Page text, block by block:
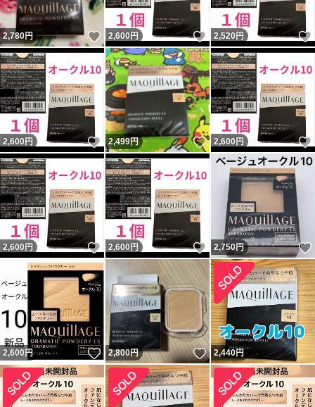
2,780円 いいね！
2,600 円 いいね！
2,520 円
2,600 円 いいね！
2,499円 いいね！
2,600 円
2,600 円 いいね！
2,600 円 いいね！
2,750円
2,600 円 いいね！
2,800円 いいね！
2,440円